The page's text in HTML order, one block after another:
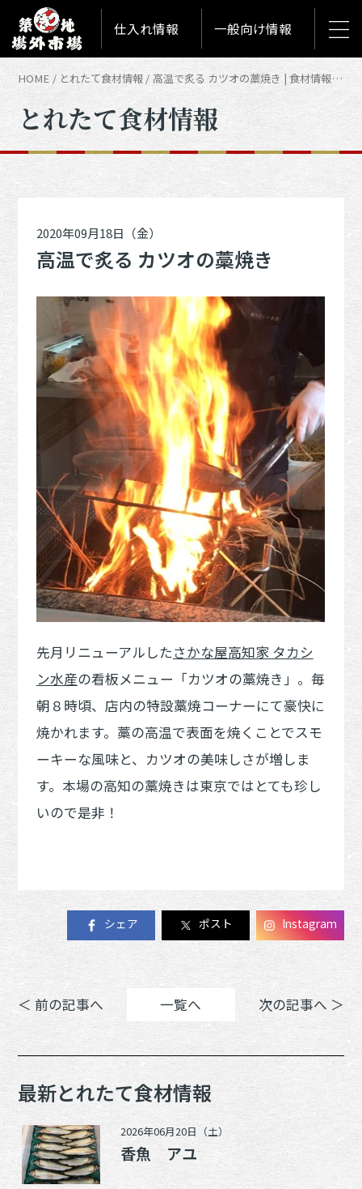
仕入れ情報 一般向け情報
HOME とれたて食材情報 高温で炙る カツオの藁焼き | 食材情報「とれたて築地食材情報」
とれたて食材情報
2020年09月18日（金）
高温で炙る カツオの藁焼き
先月リニューアルしたさかな屋高知家 タカシ
ン水産の看板メニュー「カツオの藁焼き」。毎
朝８時頃、店内の特設藁焼コーナーにて豪快に
焼かれます。藁の高温で表面を焼くことでスモ
ーキーな風味と、カツオの美味しさが増しま
す。本場の高知の藁焼きは東京ではとても珍し
いので是非！
シェア ポスト Instagram
＜ 前の記事へ 一覧へ 次の記事へ ＞
最新とれたて食材情報
2026年06月20日（土）
香魚 アユ